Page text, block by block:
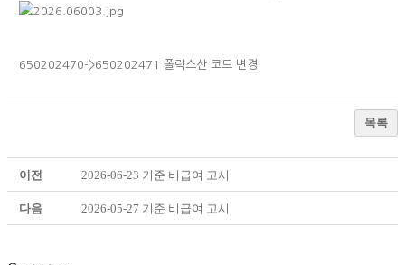
650202470->650202471 폴락스산 코드 변경
목록
이전 2026-06-23 기준 비급여 고시
다음 2026-05-27 기준 비급여 고시